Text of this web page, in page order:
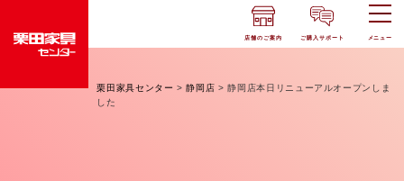
店舗のご案内 ご購入サポート メニュー
栗田家具センター >静岡店 >静岡店本日リニューアルオープンしま
した